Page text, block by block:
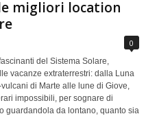
migliori location
0
del Sistema Solare,
vacanze extraterrestri: dalla Luna
di Marte alle lune di Giove,
impossibili, per sognare di
guardandola da lontano, quanto sia